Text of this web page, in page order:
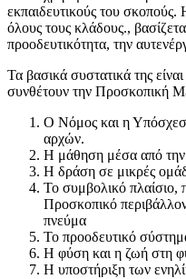
εκπαιδευτικούς του σκοπούς.
όλους τους κλάδους.,
προοδευτικότητα, την
Τα βασικά συστατικά της
συνθέτουν την Προσκοπική
Ο Νόμος και η
αρχών.
Η μάθηση μέσα από
Η δράση σε μικρές
Το συμβολικό πλαίσιο,
Προσκοπικό
πνεύμα
Το προοδευτικό
Η φύση και η ζωή στη
Η υποστήριξη των